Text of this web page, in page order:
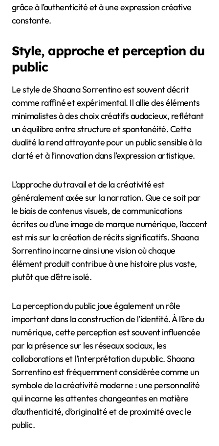
grâce à l’authenticité et à une expression créative
constante.
Style, approche et perception du
public
Le style de Shaana Sorrentino est souvent décrit
comme raffiné et expérimental. Il allie des éléments
minimalistes à des choix créatifs audacieux, reflétant
un équilibre entre structure et spontanéité. Cette
dualité la rend attrayante pour un public sensible à la
clarté et à l’innovation dans l’expression artistique.
L’approche du travail et de la créativité est
généralement axée sur la narration. Que ce soit par
le biais de contenus visuels, de communications
écrites ou d’une image de marque numérique, l’accent
est mis sur la création de récits significatifs. Shaana
Sorrentino incarne ainsi une vision où chaque
élément produit contribue à une histoire plus vaste,
plutôt que d’être isolé.
La perception du public joue également un rôle
important dans la construction de l’identité. À l’ère du
numérique, cette perception est souvent influencée
par la présence sur les réseaux sociaux, les
collaborations et l’interprétation du public. Shaana
Sorrentino est fréquemment considérée comme un
symbole de la créativité moderne : une personnalité
qui incarne les attentes changeantes en matière
d’authenticité, d’originalité et de proximité avec le
public.